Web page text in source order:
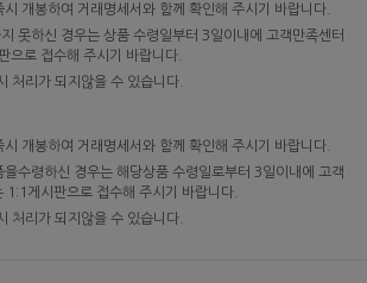
개봉하여 거래명세서와 함께 확인해 주시기 바랍니다.
못하신 경우는 상품 수령일부터 3일이내에 고객만족센터
로 접수해 주시기 바랍니다.
처리가 되지않을 수 있습니다.
개봉하여 거래명세서와 함께 확인해 주시기 바랍니다.
수령하신 경우는 해당상품 수령일로부터 3일이내에 고객
게시판으로 접수해 주시기 바랍니다.
처리가 되지않을 수 있습니다.